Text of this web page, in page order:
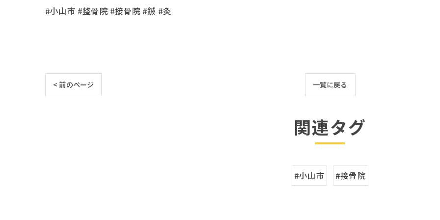
#小山市 #整骨院 #接骨院 #鍼 #灸
< 前のページ 一覧に戻る
関連タグ
#小山市 #接骨院